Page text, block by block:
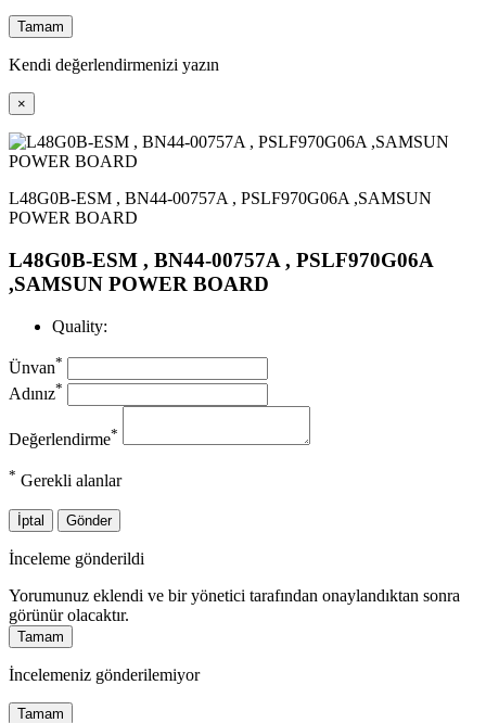
Tamam
Kendi değerlendirmenizi yazın
×
L48G0B-ESM , BN44-00757A , PSLF970G06A ,SAMSUN
POWER BOARD
L48G0B-ESM , BN44-00757A , PSLF970G06A
,SAMSUN POWER BOARD
Quality:
Ünvan*
Adınız*
Değerlendirme*
* Gerekli alanlar
İptal Gönder
İnceleme gönderildi
Yorumunuz eklendi ve bir yönetici tarafından onaylandıktan sonra
görünür olacaktır.
Tamam
İncelemeniz gönderilemiyor
Tamam